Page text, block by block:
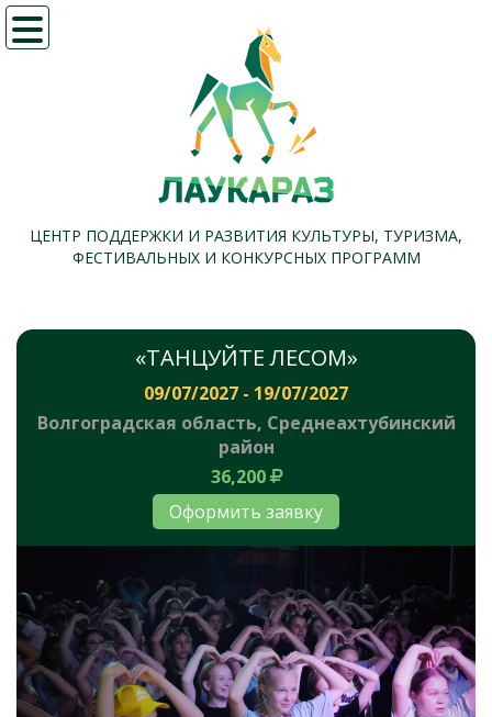
Меню
ЦЕНТР ПОДДЕРЖКИ И РАЗВИТИЯ КУЛЬТУРЫ, ТУРИЗМА,
ФЕСТИВАЛЬНЫХ И КОНКУРСНЫХ ПРОГРАММ
«ТАНЦУЙТЕ ЛЕСОМ»
09/07/2027 - 19/07/2027
Волгоградская область, Среднеахтубинский
район
36,200
Оформить заявку